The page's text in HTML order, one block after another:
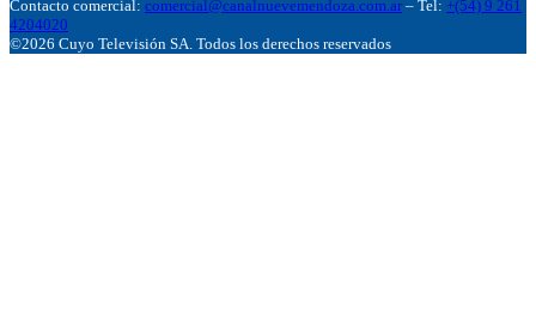
Contacto comercial: comercial@canalnuevemendoza.com.ar – Tel: +(54) 9 261
4204020
©2026 Cuyo Televisión SA. Todos los derechos reservados